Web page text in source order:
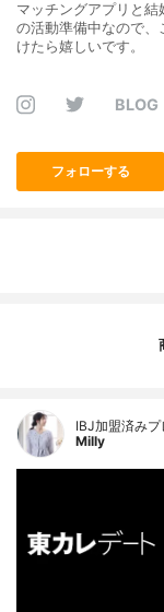
マッチングアプリと
の活動準備中なので
けたら嬉しいです。
BLOG
フォローする
IBJ加盟済みプ
Milly